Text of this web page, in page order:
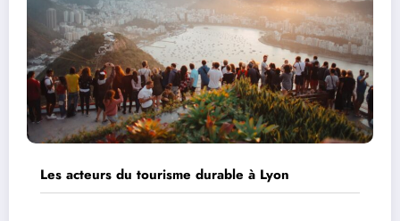
Les acteurs du tourisme durable à Lyon